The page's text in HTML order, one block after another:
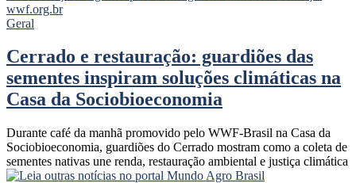
Geral
Cerrado e restauração: guardiões das
sementes inspiram soluções climáticas na
Casa da Sociobioeconomia
Durante café da manhã promovido pelo WWF-Brasil na Casa da
Sociobioeconomia, guardiões do Cerrado mostram como a coleta de
sementes nativas une renda, restauração ambiental e justiça climática